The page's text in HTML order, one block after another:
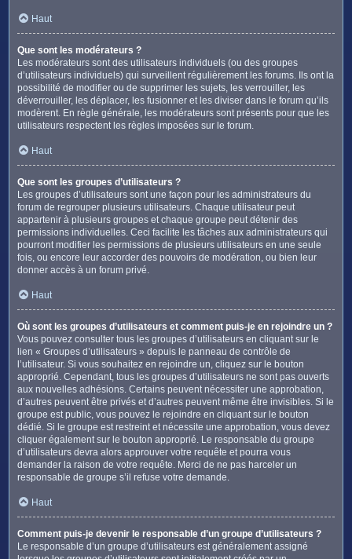
Haut
Que sont les modérateurs ?
Les modérateurs sont des utilisateurs individuels (ou des groupes
d’utilisateurs individuels) qui surveillent régulièrement les forums. Ils ont la
possibilité de modifier ou de supprimer les sujets, les verrouiller, les
déverrouiller, les déplacer, les fusionner et les diviser dans le forum qu’ils
modèrent. En règle générale, les modérateurs sont présents pour que les
utilisateurs respectent les règles imposées sur le forum.
Haut
Que sont les groupes d’utilisateurs ?
Les groupes d’utilisateurs sont une façon pour les administrateurs du
forum de regrouper plusieurs utilisateurs. Chaque utilisateur peut
appartenir à plusieurs groupes et chaque groupe peut détenir des
permissions individuelles. Ceci facilite les tâches aux administrateurs qui
pourront modifier les permissions de plusieurs utilisateurs en une seule
fois, ou encore leur accorder des pouvoirs de modération, ou bien leur
donner accès à un forum privé.
Haut
Où sont les groupes d’utilisateurs et comment puis-je en rejoindre un ?
Vous pouvez consulter tous les groupes d’utilisateurs en cliquant sur le
lien « Groupes d’utilisateurs » depuis le panneau de contrôle de
l’utilisateur. Si vous souhaitez en rejoindre un, cliquez sur le bouton
approprié. Cependant, tous les groupes d’utilisateurs ne sont pas ouverts
aux nouvelles adhésions. Certains peuvent nécessiter une approbation,
d’autres peuvent être privés et d’autres peuvent même être invisibles. Si le
groupe est public, vous pouvez le rejoindre en cliquant sur le bouton
dédié. Si le groupe est restreint et nécessite une approbation, vous devez
cliquer également sur le bouton approprié. Le responsable du groupe
d’utilisateurs devra alors approuver votre requête et pourra vous
demander la raison de votre requête. Merci de ne pas harceler un
responsable de groupe s’il refuse votre demande.
Haut
Comment puis-je devenir le responsable d’un groupe d’utilisateurs ?
Le responsable d’un groupe d’utilisateurs est généralement assigné